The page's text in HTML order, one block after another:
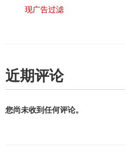
现广告过滤
近期评论
您尚未收到任何评论。